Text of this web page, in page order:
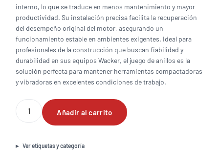
interno, lo que se traduce en menos mantenimiento y mayor
productividad. Su instalación precisa facilita la recuperación
del desempeño original del motor, asegurando un
funcionamiento estable en ambientes exigentes. Ideal para
profesionales de la construcción que buscan fiabilidad y
durabilidad en sus equipos Wacker, el juego de anillos es la
solución perfecta para mantener herramientas compactadoras
y vibradoras en excelentes condiciones de trabajo.
Juego
de
anillos
WM80
Añadir al carrito
Ver etiquetas y categoría